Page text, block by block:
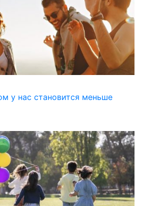
у нас становится меньше